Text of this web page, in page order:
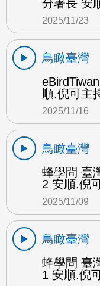
分署長 安
2025/11/23
鳥瞰臺灣
順.倪可主
2025/11/16
鳥瞰臺灣
蜂學問 臺
2 安順.倪
2025/11/09
鳥瞰臺灣
蜂學問 臺
1 安順.倪